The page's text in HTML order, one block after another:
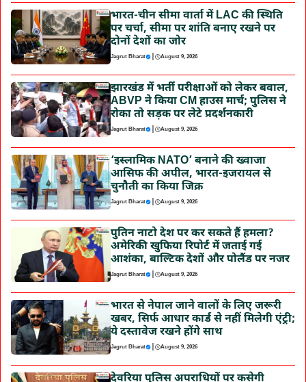
भारत-चीन सीमा वार्ता में LAC की स्थिति
पर चर्चा, सीमा पर शांति बनाए रखने पर
दोनों देशों का जोर
Jagrut Bharat | August 9, 2026
झारखंड में भर्ती परीक्षाओं को लेकर बवाल,
ABVP ने किया CM हाउस मार्च; पुलिस ने
रोका तो सड़क पर लेटे प्रदर्शनकारी
Jagrut Bharat | August 9, 2026
‘इस्लामिक NATO’ बनाने की ख्वाजा
आसिफ की अपील, भारत-इजरायल से
चुनौती का किया जिक्र
Jagrut Bharat | August 9, 2026
पुतिन नाटो देश पर कर सकते हैं हमला?
अमेरिकी खुफिया रिपोर्ट में जताई गई
आशंका, बाल्टिक देशों और पोलैंड पर नजर
Jagrut Bharat | August 9, 2026
भारत से नेपाल जाने वालों के लिए जरूरी
खबर, सिर्फ आधार कार्ड से नहीं मिलेगी एंट्री;
ये दस्तावेज रखने होंगे साथ
Jagrut Bharat | August 9, 2026
देवरिया पुलिस अपराधियों पर कसेगी